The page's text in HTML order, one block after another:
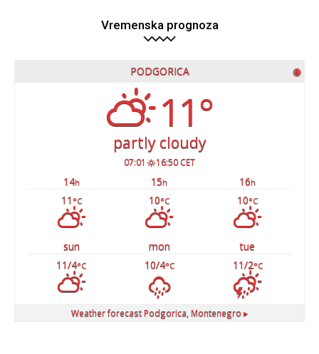
Vremenska prognoza
PODGORICA ◉
11°
partly cloudy
07:01 16:50 CET
14h 15h 16h
11 °C 10°C 10°C
sun mon
tue
11/4°C 10/4°C 11/2°C
Weather forecast Podgorica, Montenegro ▸